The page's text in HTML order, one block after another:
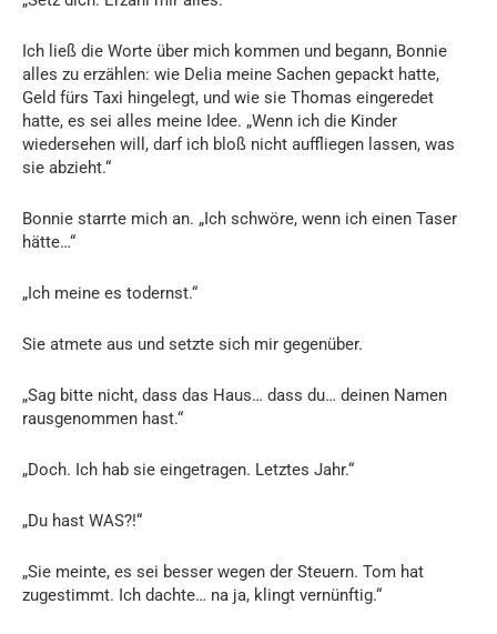
Ich ließ die Worte über mich kommen und begann, Bonnie
alles zu erzählen: wie Delia meine Sachen gepackt hatte,
Geld fürs Taxi hingelegt, und wie sie Thomas eingeredet
hatte, es sei alles meine Idee. „Wenn ich die Kinder
wiedersehen will, darf ich bloß nicht auffliegen lassen, was
sie abzieht.“
Bonnie starrte mich an. „Ich schwöre, wenn ich einen Taser
hätte…“
„Ich meine es todernst.“
Sie atmete aus und setzte sich mir gegenüber.
„Sag bitte nicht, dass das Haus… dass du… deinen Namen
rausgenommen hast.“
„Doch. Ich hab sie eingetragen. Letztes Jahr.“
„Du hast WAS?!“
„Sie meinte, es sei besser wegen der Steuern. Tom hat
zugestimmt. Ich dachte… na ja, klingt vernünftig.“